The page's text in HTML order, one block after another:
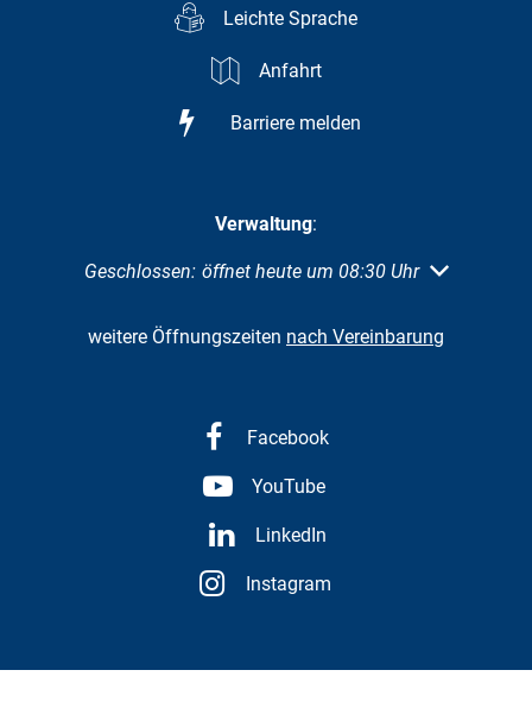
Leichte Sprache
Anfahrt
Barriere melden
Verwaltung:
Klicken, um weitere Öffnungs- oder Schließzeiten
Geschlossen: öffnet heute um 08:30 Uhr
weitere Öffnungszeiten nach Vereinbarung
Facebook
YouTube
LinkedIn
Instagram